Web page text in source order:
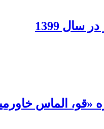
1399
«قو، الماس